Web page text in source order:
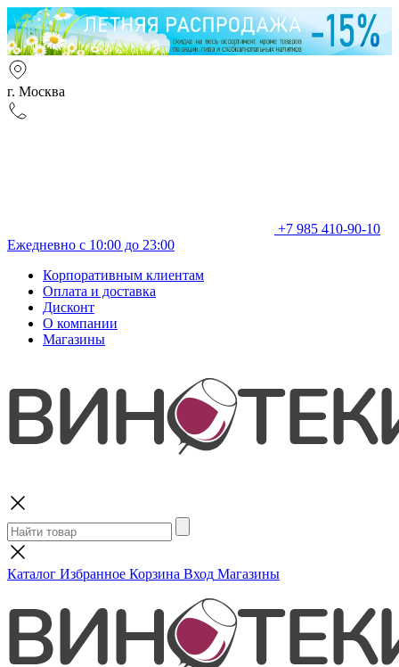
г. Москва
+7 985 410-90-10
Ежедневно с 10:00 до 23:00
Корпоративным клиентам
Оплата и доставка
Дисконт
О компании
Магазины
Каталог Избранное Корзина Вход Магазины